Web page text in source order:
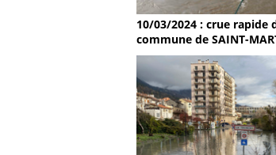
10/03/2024 : crue rapide
commune de SAINT-